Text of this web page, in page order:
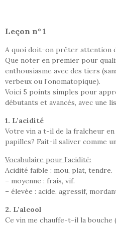
Leçon n° 1
A quoi doit-on prêter attention
Que noter en premier pour
enthousiasme avec des tiers
verbeux ou l’onomatopique).
Voici 5 points simples pour
débutants et avancés, avec une
1. L’acidité
Votre vin a t-il de la fraîcheur
papilles? Fait-il saliver comme
Vocabulaire pour l’acidité:
Acidité faible : mou, plat, tendre.
– moyenne : frais, vif.
– élevée : acide, agressif,
2. L’alcool
Ce vin me chauffe-t-il la